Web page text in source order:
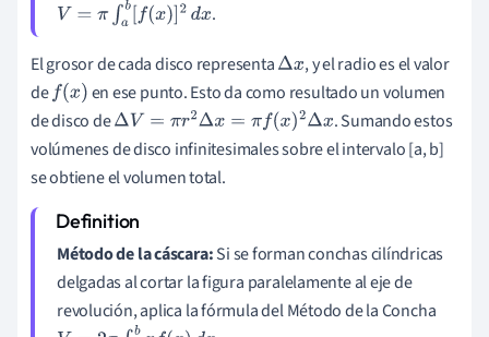
V= π∫ab[f(x)]2dx .
El grosor de cada disco representaΔx , y el radio es el valor
def(x)
en ese punto. Esto da como resultado un volumen
de disco deΔV=π r2 Δx=πf(x)2Δx
. Sumando estos
volúmenes de disco infinitesimales sobre el intervalo [a, b]
se obtiene el volumen total.
Método de la cáscara:Si se forman conchas cilíndricas
delgadas al cortar la figura paralelamente al eje de
revolución, aplica la fórmula del Método de la Concha